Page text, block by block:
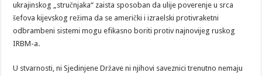
ukrajinskog „stručnjaka“ zaista sposoban da ulije poverenje u srca
šefova kijevskog režima da se američki i izraelski protivraketni
odbrambeni sistemi mogu efikasno boriti protiv najnovijeg ruskog
IRBM-a.
U stvarnosti, ni Sjedinjene Države ni njihovi saveznici trenutno nemaju